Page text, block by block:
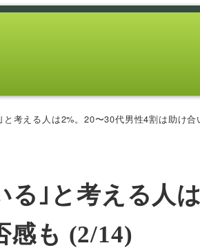
考える人は2%。20〜30代男性4割は助け
｣と考える人は
感も (2/14)